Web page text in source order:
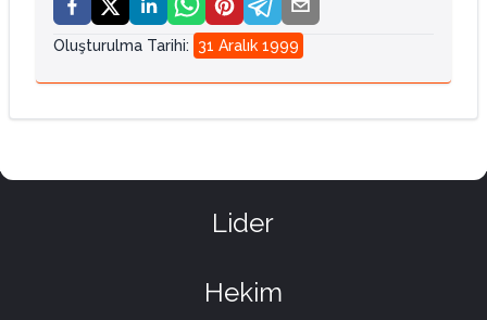
Oluşturulma Tarihi: 31 Aralık 1999
Lider
Hekim